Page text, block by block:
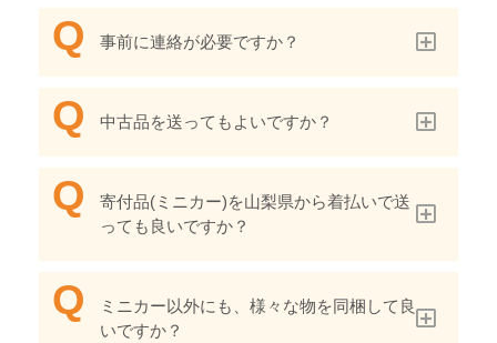
事前に連絡が必要ですか？
中古品を送ってもよいですか？
寄付品(ミニカー)を山梨県から着払いで送
っても良いですか？
ミニカー以外にも、様々な物を同梱して良
いですか？